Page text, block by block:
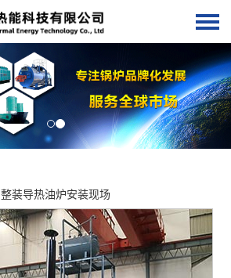
整装导热油炉安装现场